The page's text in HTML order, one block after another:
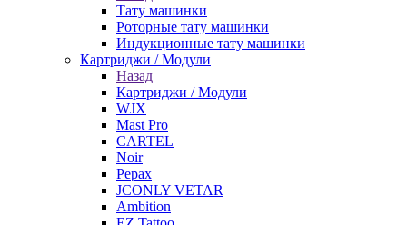
Тату машинки
Роторные тату машинки
Индукционные тату машинки
Картриджи / Модули
Назад
Картриджи / Модули
WJX
Mast Pro
CARTEL
Noir
Pepax
JCONLY VETAR
Ambition